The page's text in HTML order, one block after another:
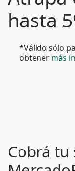
hasta
*Válido sólo
obtener más
Cobrá tu